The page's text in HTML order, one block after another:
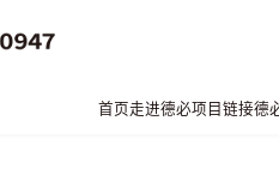
首页走进德必项目链接德